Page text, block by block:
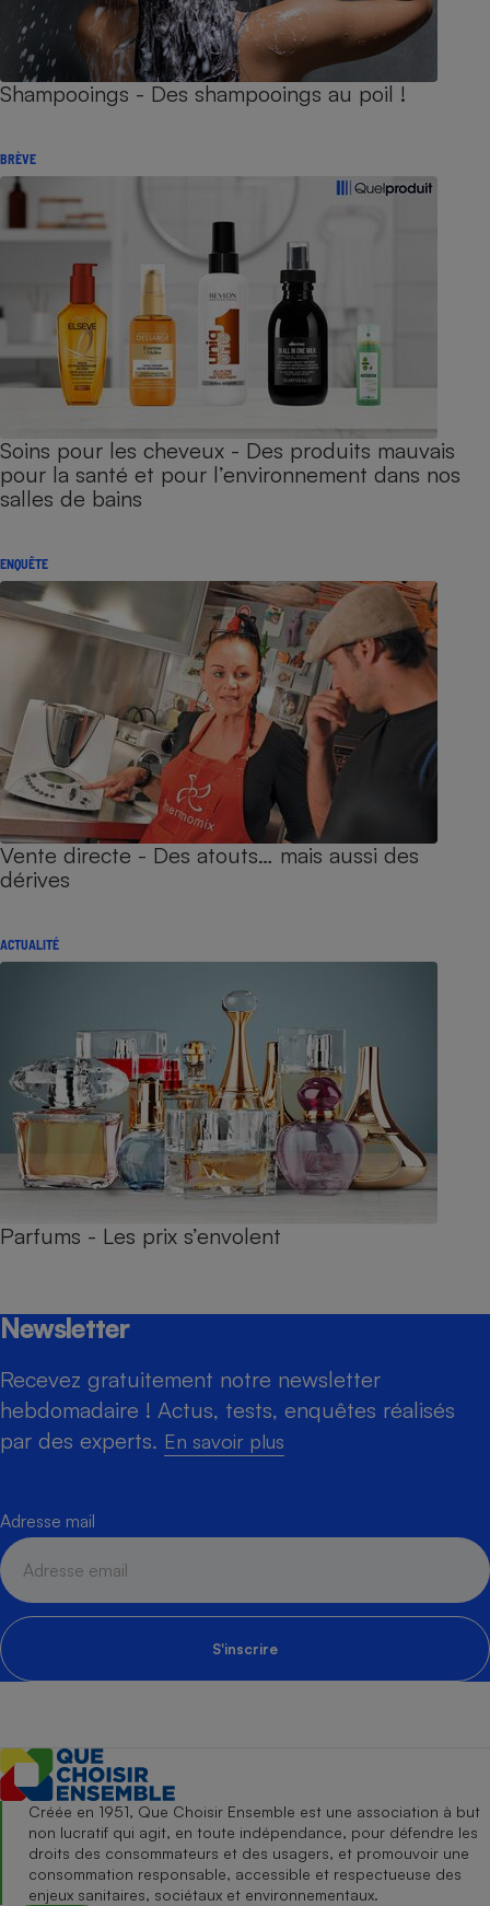
Shampooings - Des shampooings au poil !
BRÈVE
Soins pour les cheveux - Des produits mauvais
pour la santé et pour l’environnement dans nos
salles de bains
ENQUÊTE
Vente directe - Des atouts… mais aussi des
dérives
ACTUALITÉ
Parfums - Les prix s’envolent
Newsletter
Recevez gratuitement notre newsletter
hebdomadaire ! Actus, tests, enquêtes réalisés
par des experts. En savoir plus
Adresse mail
S'inscrire
Créée en 1951, Que Choisir Ensemble est une association à but
non lucratif qui agit, en toute indépendance, pour défendre les
droits des consommateurs et des usagers, et promouvoir une
consommation responsable, accessible et respectueuse des
enjeux sanitaires, sociétaux et environnementaux.